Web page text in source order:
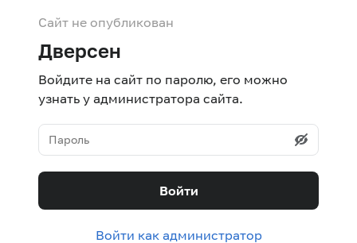
Сайт не опубликован
Дверсен
Войдите на сайт по паролю, его можно
узнать у администратора сайта.
Войти
Войти как администратор